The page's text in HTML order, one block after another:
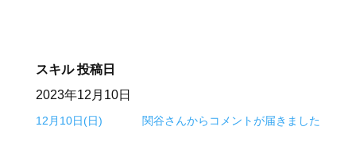
スキル 投稿日
2023年12月10日
12月10日(日) 関谷さんからコメントが届きました